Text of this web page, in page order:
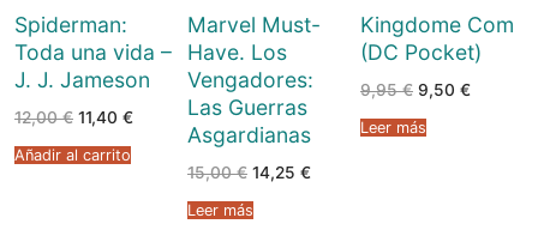
Spiderman:
Toda una vida –
J. J. Jameson
12,00€ El
precio
original
era:
11,40 €El
11,40 €.
Añadir al carrito
Marvel Must-
Have. Los
Vengadores:
Las Guerras
Asgardianas
15,00€ El
precio
original
era:
14,25 €El
Leer más
Kingdome Com
(DC Pocket)
9,95€ El
precio
original
era:
9,50 €El
Leer más